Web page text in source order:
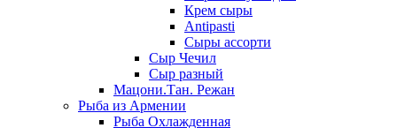
Крем сыры
Antipasti
Сыры ассорти
Сыр Чечил
Сыр разный
Мацони.Тан. Режан
Рыба из Армении
Рыба Охлажденная